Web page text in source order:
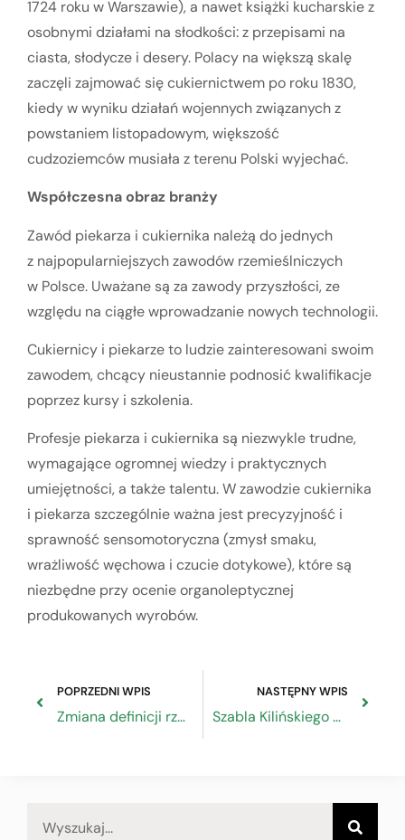
1724 roku w Warszawie), a nawet książki kucharskie z
osobnymi działami na słodkości: z przepisami na
ciasta, słodycze i desery. Polacy na większą skalę
zaczęli zajmować się cukiernictwem po roku 1830,
kiedy w wyniku działań wojennych związanych z
powstaniem listopadowym, większość
cudzoziemców musiała z terenu Polski wyjechać.
Współczesna obraz branży
Zawód piekarza i cukiernika należą do jednych
z najpopularniejszych zawodów rzemieślniczych
w Polsce. Uważane są za zawody przyszłości, ze
względu na ciągłe wprowadzanie nowych technologii.
Cukiernicy i piekarze to ludzie zainteresowani swoim
zawodem, chcący nieustannie podnosić kwalifikacje
poprzez kursy i szkolenia.
Profesje piekarza i cukiernika są niezwykle trudne,
wymagające ogromnej wiedzy i praktycznych
umiejętności, a także talentu. W zawodzie cukiernika
i piekarza szczególnie ważna jest precyzyjność i
sprawność sensomotoryczna (zmysł smaku,
wrażliwość węchowa i czucie dotykowe), które są
niezbędne przy ocenie organoleptycznej
produkowanych wyrobów.
POPRZEDNI WPIS
Zmiana definicji rzemiosła i rzemieślnika przyjęta przez rząd
NASTĘPNY WPIS
Szabla Kilińskiego wręczona w Katedrze Lubelskiej